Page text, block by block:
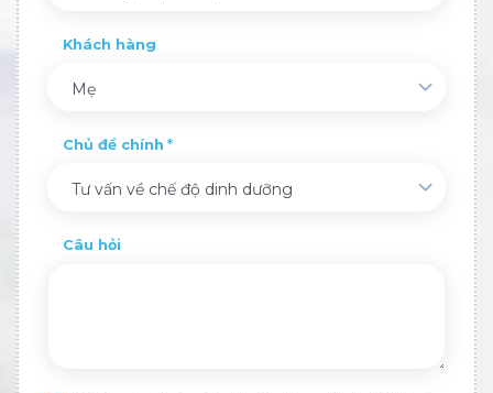
Khách hàng
Mẹ
Chủ đề chính
Tư vấn về chế độ dinh dưỡng
Câu hỏi